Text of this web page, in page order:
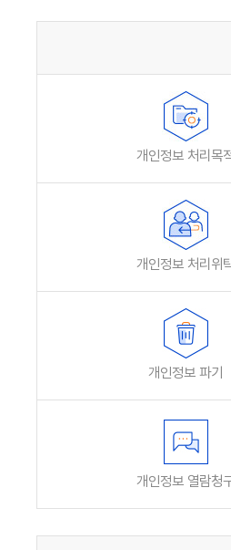
개인정보 처리목
개인정보 처리
개인정보 파기
개인정보 열람청